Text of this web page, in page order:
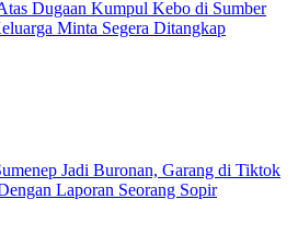
Dugaan Kumpul Kebo di Sumber
Minta Segera Ditangkap
Jadi Buronan, Garang di Tiktok
Laporan Seorang Sopir